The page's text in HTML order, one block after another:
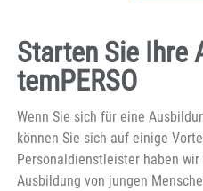
Starten Sie Ihre
temPERSO
Wenn Sie sich für eine
können Sie sich auf einige
Personaldienstleister haben
Ausbildung von jungen